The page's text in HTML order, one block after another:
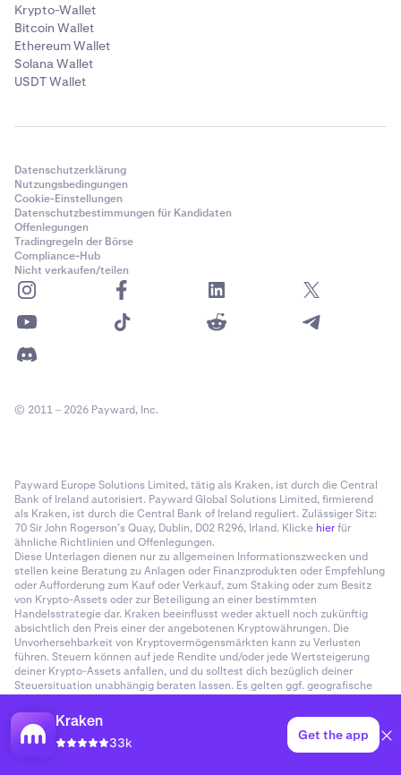
Kraken
33k Get the app
Krypto-Wallet
Bitcoin Wallet
Ethereum Wallet
Solana Wallet
USDT Wallet
Datenschutzerklärung
Nutzungsbedingungen
Cookie-Einstellungen
Datenschutzbestimmungen für Kandidaten
Offenlegungen
Tradingregeln der Börse
Compliance-Hub
Nicht verkaufen/teilen
© 2011 – 2026 Payward, Inc.
Payward Europe Solutions Limited, tätig als Kraken, ist durch die Central
Bank of Ireland autorisiert. Payward Global Solutions Limited, firmierend
als Kraken, ist durch die Central Bank of Ireland reguliert. Zulässiger Sitz:
70 Sir John Rogerson’s Quay, Dublin, D02 R296, Irland. Klicke hierfür
ähnliche Richtlinien und Offenlegungen.
Diese Unterlagen dienen nur zu allgemeinen Informationszwecken und
stellen keine Beratung zu Anlagen oder Finanzprodukten oder Empfehlung
oder Aufforderung zum Kauf oder Verkauf, zum Staking oder zum Besitz
von Krypto-Assets oder zur Beteiligung an einer bestimmten
Handelsstrategie dar. Kraken beeinflusst weder aktuell noch zukünftig
absichtlich den Preis einer der angebotenen Kryptowährungen. Die
Unvorhersehbarkeit von Kryptovermögensmärkten kann zu Verlusten
führen. Steuern können auf jede Rendite und/oder jede Wertsteigerung
deiner Krypto-Assets anfallen, und du solltest dich bezüglich deiner
Steuersituation unabhängig beraten lassen. Es gelten ggf. geografische
reguliert. Der regulatorische Status der verschiedenen Produkte und
Dienstleistungen von Kraken ist von Land zu Land unterschiedlich, und du
bist möglicherweise nicht durch staatliche Entschädigungs- und/oder
regulatorische Schutzprogramme geschützt. Weitere Informationen